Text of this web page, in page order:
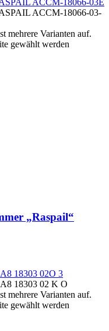
mehrere Varianten auf.
gewählt werden
„Raspail“
mehrere Varianten auf.
gewählt werden